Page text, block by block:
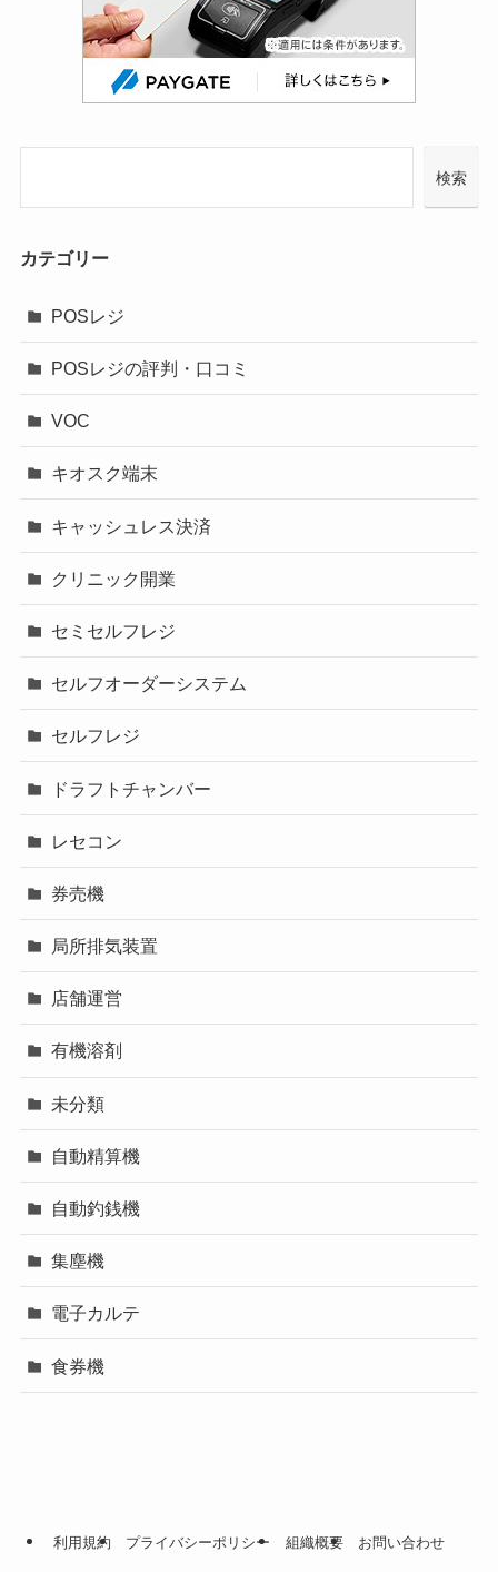
検索
カテゴリー
POSレジ
POSレジの評判・口コミ
VOC
キオスク端末
キャッシュレス決済
クリニック開業
セミセルフレジ
セルフオーダーシステム
セルフレジ
ドラフトチャンバー
レセコン
券売機
局所排気装置
店舗運営
有機溶剤
未分類
自動精算機
自動釣銭機
集塵機
電子カルテ
食券機
利用規約 プライバシーポリシー 組織概要 お問い合わせ